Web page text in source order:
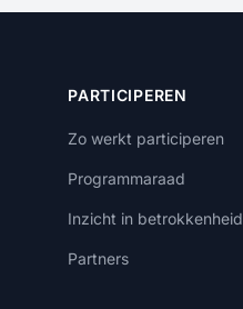
PARTICIPEREN
Zo werkt participeren
Programmaraad
Inzicht in betrokkenheid
Partners